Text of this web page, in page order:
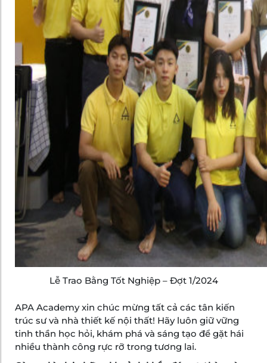
Lễ Trao Bằng Tốt Nghiệp – Đợt 1/2024
APA Academy xin chúc mừng tất cả các tân kiến
trúc sư và nhà thiết kế nội thất! Hãy luôn giữ vững
tinh thần học hỏi, khám phá và sáng tạo để gặt hái
nhiều thành công rực rỡ trong tương lai.